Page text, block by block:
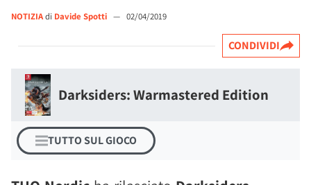
NOTIZIAdi Davide Spotti — 02/04/2019
CONDIVIDI
Darksiders: Warmastered Edition
TUTTO SUL GIOCO